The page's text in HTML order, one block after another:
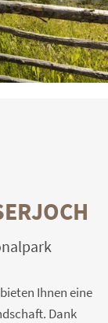
Ihnen eine
Dank